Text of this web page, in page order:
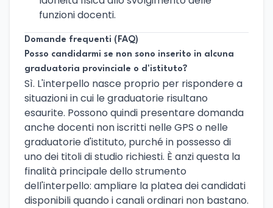
funzioni docenti.
Domande frequenti (FAQ)
Posso candidarmi se non sono inserito in alcuna
graduatoria provinciale o d'istituto?
Sì. L'interpello nasce proprio per rispondere a
situazioni in cui le graduatorie risultano
esaurite. Possono quindi presentare domanda
anche docenti non iscritti nelle GPS o nelle
graduatorie d'istituto, purché in possesso di
uno dei titoli di studio richiesti. È anzi questa la
finalità principale dello strumento
dell'interpello: ampliare la platea dei candidati
disponibili quando i canali ordinari non bastano.